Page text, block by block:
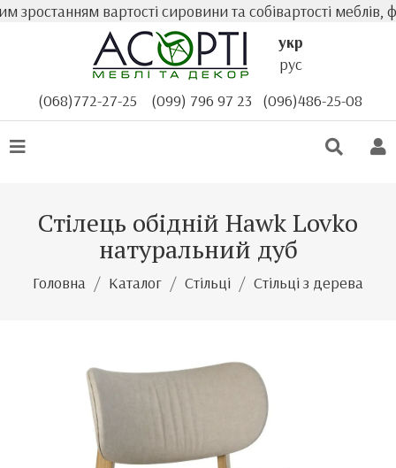
вартості сировини та собівартості меблів,
укр
рус
(068)772-27-25
(099) 796 97 23 (096)486-25-08
Стілець обідній Hawk Lovko
натуральний дуб
Головна Каталог Стільці Стільці з дерева